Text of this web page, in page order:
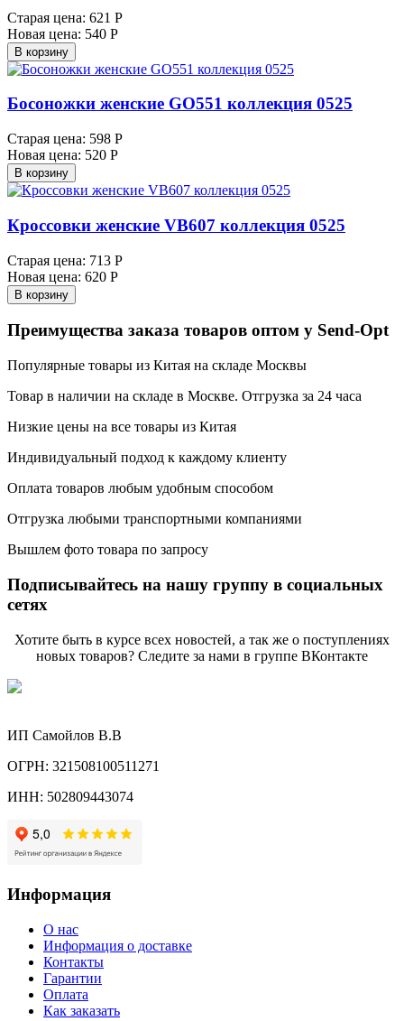
Старая цена: 621 Р
Новая цена: 540 Р
В корзину
Босоножки женские GO551 коллекция 0525
Старая цена: 598 Р
Новая цена: 520 Р
В корзину
Кроссовки женские VB607 коллекция 0525
Старая цена: 713 Р
Новая цена: 620 Р
В корзину
Преимущества заказа товаров оптом у Send-Opt
Популярные товары из Китая на складе Москвы
Товар в наличии на складе в Москве. Отгрузка за 24 часа
Низкие цены на все товары из Китая
Индивидуальный подход к каждому клиенту
Оплата товаров любым удобным способом
Отгрузка любыми транспортными компаниями
Вышлем фото товара по запросу
Подписывайтесь на нашу группу в социальных
сетях
Хотите быть в курсе всех новостей, а так же о поступлениях
новых товаров? Следите за нами в группе ВКонтакте
ИП Самойлов В.В
ОГРН: 321508100511271
ИНН: 502809443074
Информация
О нас
Информация о доставке
Контакты
Гарантии
Оплата
Как заказать